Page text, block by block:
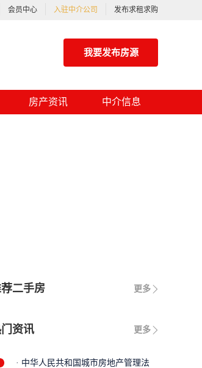
会员中心 入驻中介公司 发布求租求购
我要发布房源
房产资讯 中介信息
更多
二手房
更多
资讯
· 中华人民共和国城市房地产管理法